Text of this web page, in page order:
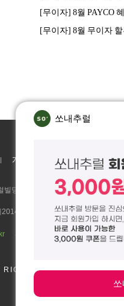
[무이자] 8월 PAYCO
[무이자] 8월 무이자 할
개인정보처리방침 회사
빌딩 (논현동 74 - 26) 대표이사 조주
- 서울강남 - 03442호
제휴 마케팅 문의
RIGHT RESERVERD.
쏘내추럴